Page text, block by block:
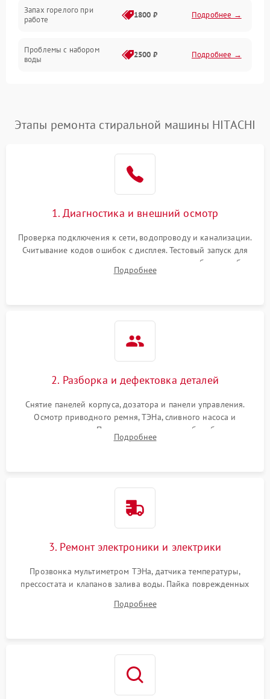
Запах горелого при
работе
1800 ₽ Подробнее →
Проблемы с набором
воды
2500 ₽ Подробнее →
2200 ₽ Подробнее →
Этапы ремонта стиральной машины HITACHI
1. Диагностика и внешний осмотр
Проверка подключения к сети, водопроводу и канализации.
Считывание кодов ошибок с дисплея. Тестовый запуск для
выявления посторонних шумов, протечек или сбоев в работе
электронного модуля управления.
Подробнее
2. Разборка и дефектовка деталей
Снятие панелей корпуса, дозатора и панели управления.
Осмотр приводного ремня, ТЭНа, сливного насоса и
амортизаторов. Проверка подшипников барабана и
крестовины на износ, а манжеты люка на разрывы.
Подробнее
3. Ремонт электроники и электрики
Прозвонка мультиметром ТЭНа, датчика температуры,
прессостата и клапанов залива воды. Пайка поврежденных
Восстановление целостности проводки и контактов.
Подробнее